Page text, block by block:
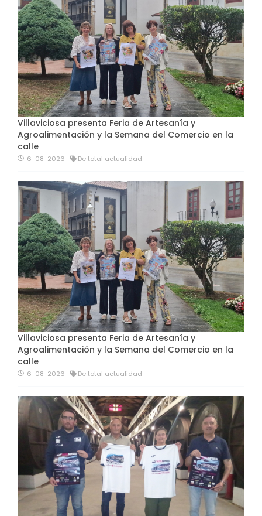
Villaviciosa presenta Feria de Artesanía y
Agroalimentación y la Semana del Comercio en la
calle
6-08-2026 De total actualidad
Villaviciosa presenta Feria de Artesanía y
Agroalimentación y la Semana del Comercio en la
calle
6-08-2026 De total actualidad